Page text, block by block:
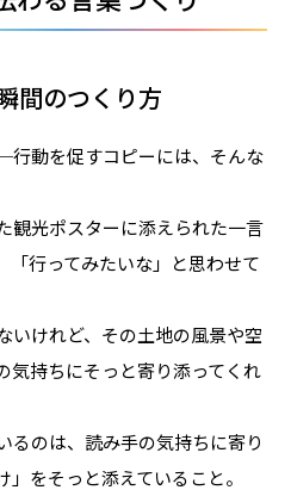
間のつくり方
動を促すコピーには、そんな
観光ポスターに添えられた一言
「行ってみたいな」と思わせて
いけれど、その土地の風景や空
気持ちにそっと寄り添ってくれ
るのは、読み手の気持ちに寄り
をそっと添えていること。